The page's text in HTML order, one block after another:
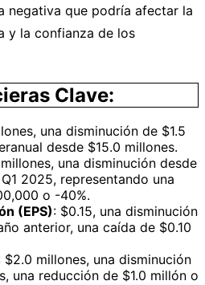
negativa que podría afectar la
y la confianza de los
Clave:
una disminución de $1.5
desde $15.0 millones.
millones, una disminución desde
2025, representando una
o -40%.
(EPS): $0.15, una disminución
anterior, una caída de $0.10
$2.0 millones, una disminución
una reducción de $1.0 millón o